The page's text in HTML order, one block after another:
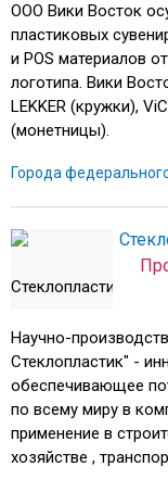
ООО Вики Восток
пластиковых
и POS материалов
логотипа. Вики
LEKKER (кружки),
(монетницы).
Города
Научно-
Стеклопластик" -
обеспечивающее
по всему миру в
применение в
хозяйстве ,